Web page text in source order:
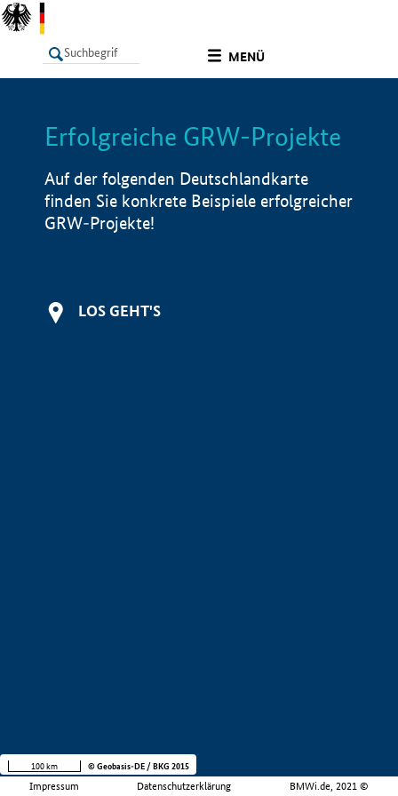
MENÜ
LISTE Info
Erfolgreiche GRW-Projekte
Auf der folgenden Deutschlandkarte
finden Sie konkrete Beispiele erfolgreicher
GRW-Projekte!
LOS GEHT'S
Impressum Datenschutzerklärung BMWi.de, 2021 ©
100 km © Geobasis-DE / BKG 2015